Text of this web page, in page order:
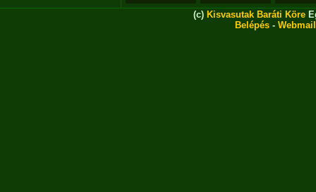
(c) Kisvasutak Baráti Köre
Belépés - Webmail